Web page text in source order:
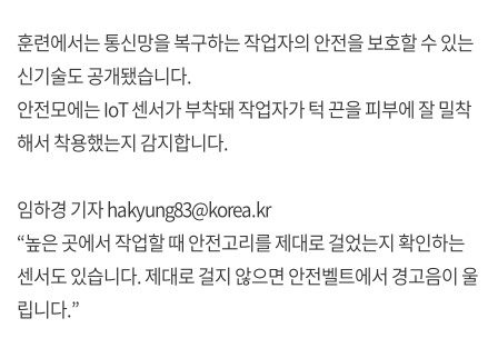
훈련에서는 통신망을 복구하는 작업자의 안전을 보호할 수 있는
신기술도 공개됐습니다.
안전모에는 IoT 센서가 부착돼 작업자가 턱 끈을 피부에 잘 밀착
해서 착용했는지 감지합니다.
임하경 기자 hakyung83@korea.kr
“높은 곳에서 작업할 때 안전고리를 제대로 걸었는지 확인하는
센서도 있습니다. 제대로 걸지 않으면 안전벨트에서 경고음이 울
립니다.”